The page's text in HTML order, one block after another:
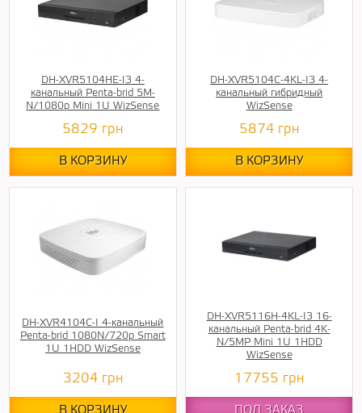
DH-XVR5104HE-I3 4-
канальный Penta-brid 5M-
N/1080p Mini 1U WizSense
5829 грн
В КОРЗИНУ
DH-XVR5104C-4KL-I3 4-
канальный гибридный
WizSense
5874 грн
В КОРЗИНУ
DH-XVR4104C-I 4-канальный
Penta-brid 1080N/720p Smart
1U 1HDD WizSense
3204грн
В КОРЗИНУ
DH-XVR5116H-4KL-I3 16-
канальный Penta-brid 4K-
N/5MP Mini 1U 1HDD
WizSense
17755 грн
ПОД ЗАКАЗ